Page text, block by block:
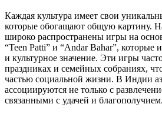
Каждая культура имеет свои
которые обогащают общую картину.
широко распространены игры на
“Teen Patti” и “Andar Bahar”,
и культурное значение. Эти игры
праздниках и семейных собраниях,
частью социальной жизни. В Индии
ассоциируются не только с
связанными с удачей и благополучием.